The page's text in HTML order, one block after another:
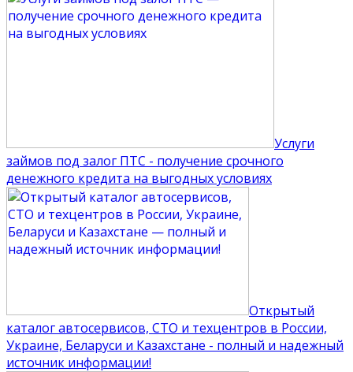
Услуги
займов под залог ПТС - получение срочного
денежного кредита на выгодных условиях
Открытый
каталог автосервисов, СТО и техцентров в России,
Украине, Беларуси и Казахстане - полный и надежный
источник информации!